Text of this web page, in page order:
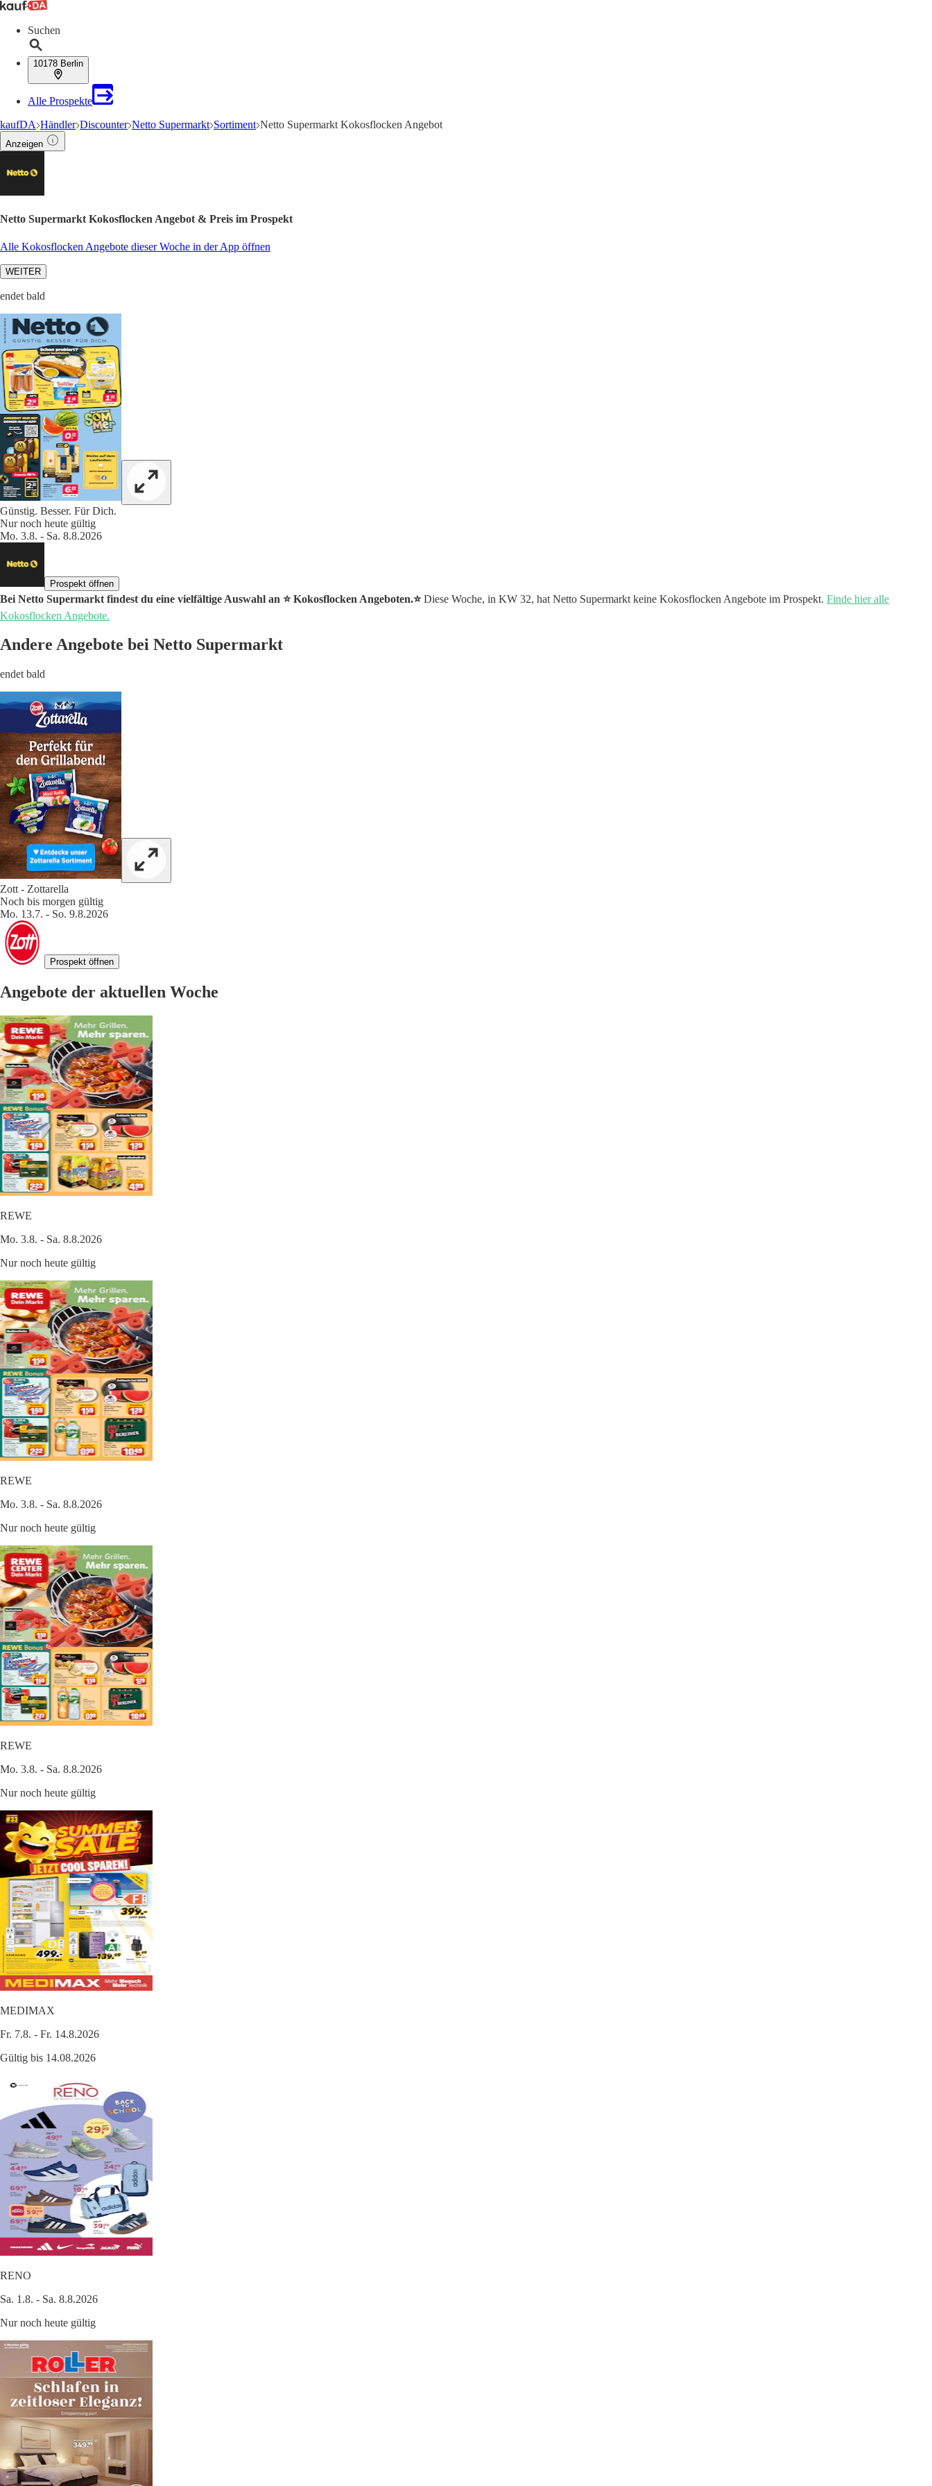
Suchen
10178 Berlin
Alle Prospekte
kaufDA Händler Discounter Netto Supermarkt Sortiment Netto Supermarkt Kokosflocken Angebot
Anzeigen
Netto Supermarkt Kokosflocken Angebot & Preis im Prospekt
Alle Kokosflocken Angebote dieser Woche in der App öffnen
WEITER
endet bald
Günstig. Besser. Für Dich.
Nur noch heute gültig
Mo. 3.8. - Sa. 8.8.2026
Prospekt öffnen
Bei Netto Supermarkt findest du eine vielfältige Auswahl an ⭐️ Kokosflocken Angeboten.⭐️Diese Woche, in KW 32, hat Netto Supermarkt keine Kokosflocken Angebote im Prospekt. Finde hier alle
Kokosflocken Angebote.
Andere Angebote bei Netto Supermarkt
endet bald
Zott - Zottarella
Noch bis morgen gültig
Mo. 13.7. - So. 9.8.2026
Prospekt öffnen
Angebote der aktuellen Woche
REWE
Mo. 3.8. - Sa. 8.8.2026
Nur noch heute gültig
REWE
Mo. 3.8. - Sa. 8.8.2026
Nur noch heute gültig
REWE
Mo. 3.8. - Sa. 8.8.2026
Nur noch heute gültig
MEDIMAX
Fr. 7.8. - Fr. 14.8.2026
Gültig bis 14.08.2026
RENO
Sa. 1.8. - Sa. 8.8.2026
Nur noch heute gültig